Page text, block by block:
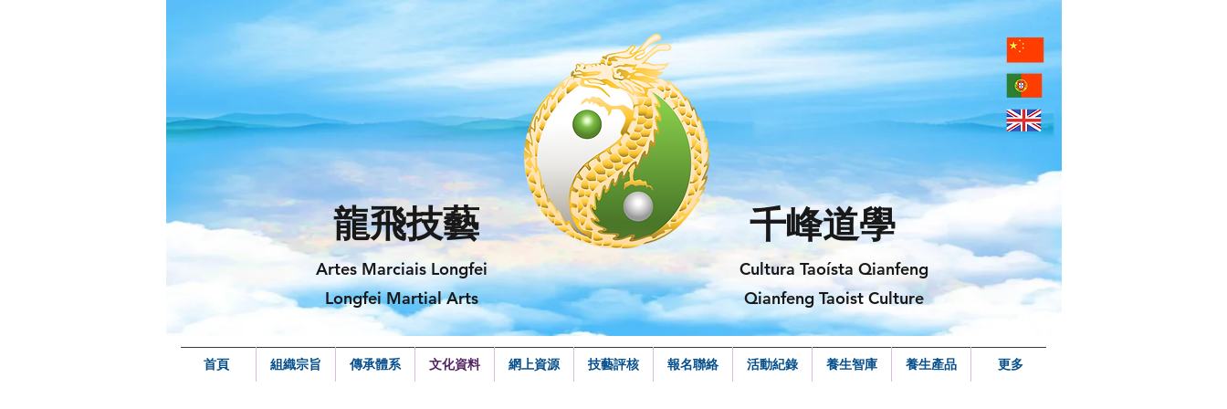
龍飛技藝 千峰道學
Longfei Martial Arts
Artes Marciais Longfei
Cultura Taoísta Qianfeng
Qianfeng Taoist Culture
首頁 組織宗旨 傳承體系 文化資料 網上資源 技藝評核 報名聯絡 活動紀錄 養生智庫 養生產品 更多